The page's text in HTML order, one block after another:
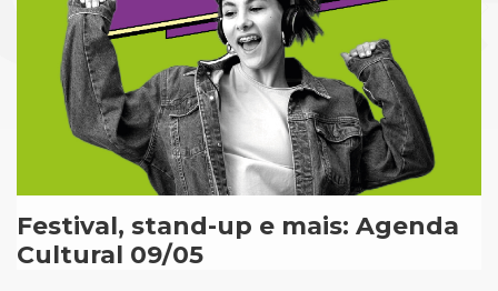
Festival, stand-up e mais: Agenda
Cultural 09/05